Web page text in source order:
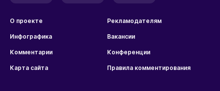
О проекте Рекламодателям
Инфографика Вакансии
Комментарии Конференции
Карта сайта Правила комментирования